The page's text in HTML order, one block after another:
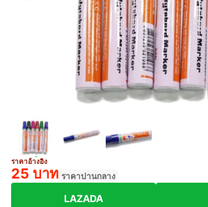
ราคาอ้างอิง
25 บาท ราคาปานกลาง
LAZADA